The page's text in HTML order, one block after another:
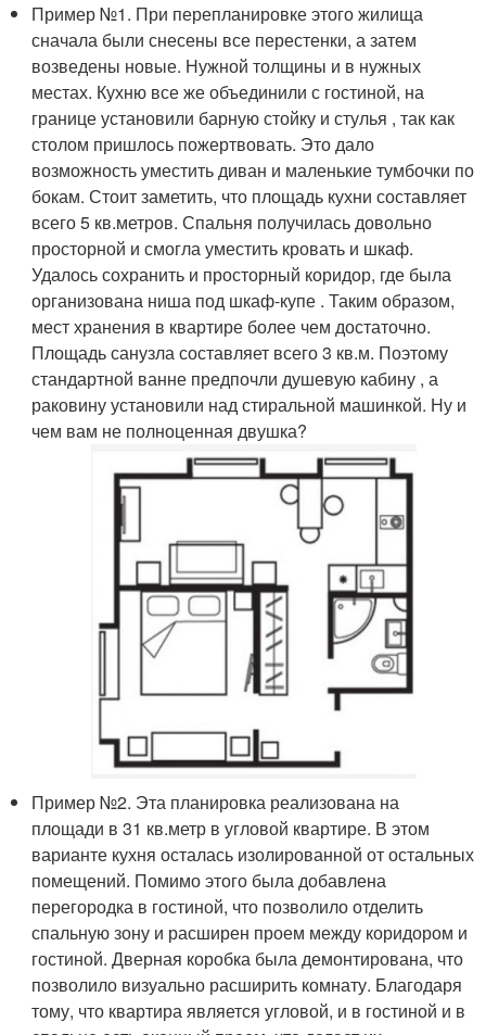
Пример №1. При перепланировке этого жилища
сначала были снесены все перестенки, а затем
возведены новые. Нужной толщины и в нужных
местах. Кухню все же объединили с гостиной, на
границе установили барную стойку и стулья , так как
столом пришлось пожертвовать. Это дало
возможность уместить диван и маленькие тумбочки по
бокам. Стоит заметить, что площадь кухни составляет
всего 5 кв.метров. Спальня получилась довольно
просторной и смогла уместить кровать и шкаф.
Удалось сохранить и просторный коридор, где была
организована ниша под шкаф-купе . Таким образом,
мест хранения в квартире более чем достаточно.
Площадь санузла составляет всего 3 кв.м. Поэтому
стандартной ванне предпочли душевую кабину , а
раковину установили над стиральной машинкой. Ну и
чем вам не полноценная двушка?
Пример №2. Эта планировка реализована на
площади в 31 кв.метр в угловой квартире. В этом
варианте кухня осталась изолированной от остальных
помещений. Помимо этого была добавлена
перегородка в гостиной, что позволило отделить
спальную зону и расширен проем между коридором и
гостиной. Дверная коробка была демонтирована, что
позволило визуально расширить комнату. Благодаря
тому, что квартира является угловой, и в гостиной и в